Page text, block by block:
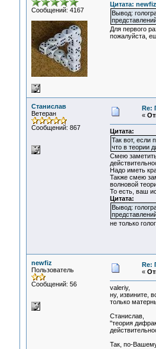
Сообщений: 4167
Цитата:
Вывод:
Для первого
пожалуйста,
Станислав
Ветеран
Сообщений: 867
Re:
«
Цитата:
Так вот, если
что в теории
Смею
Надо иметь
Также смею
волновой
То есть, ваш
Цитата:
Вывод:
не только
newfiz
Пользователь
Сообщений: 56
Re:
«
valeriy,
ну, извините,
только
Станислав,
"теория
Так, по-